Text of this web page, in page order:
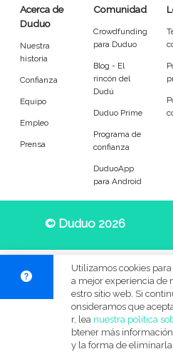
Limpieza
Entrenador
Tipo de atención
Reparaciones del hogar
Muebles
Grifos
Accesorios generales
Acerca de
Duduo
Nuestra
historia
Confianza
Equipo
Empleo
Prensa
Comunidad
Crowdfunding
para Duduo
Blog - El
rincón del
Dudú
Duduo Prime
Programa de
confianza
DuduoApp
para Android
© Duduo 2026
Utilizamos cookies
a mejor experiencia de
estro sitio web. Si
onsideramos que
r, lea nuestra política
btener más
y la forma de